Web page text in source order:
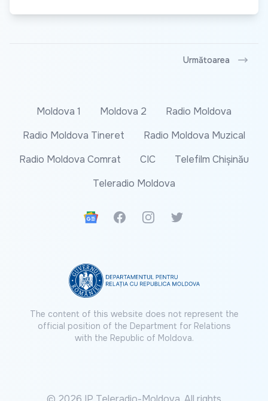
Următoarea
Moldova 1 Moldova 2
Radio Moldova
Radio Moldova Tineret
Radio Moldova Muzical
Radio Moldova Comrat
CIC
Telefilm Chișinău
Teleradio Moldova
Google News
FacebookInstagramTwitter
The content of this website does not represent the
official position of the Department for Relations
with the Republic of Moldova.